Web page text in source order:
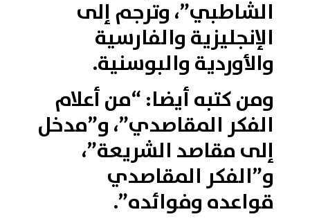
الشاطبي”، وترجم إلى
الإنجليزية والفارسية
والأوردية والبوسنية.
ومن كتبه أيضا: “من أعلام
الفكر المقاصدي”، و”مدخل
إلى مقاصد الشريعة”،
و”الفكر المقاصدي
قواعده وفوائده”.